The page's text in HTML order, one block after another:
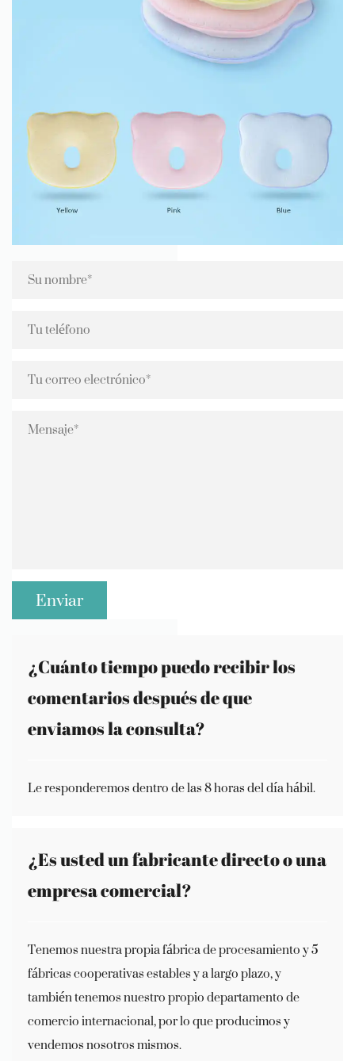
¿Cuánto tiempo puedo recibir los
comentarios después de que
enviamos la consulta?
Le responderemos dentro de las 8 horas del día hábil.
¿Es usted un fabricante directo o una
empresa comercial?
Tenemos nuestra propia fábrica de procesamiento y 5
fábricas cooperativas estables y a largo plazo, y
también tenemos nuestro propio departamento de
comercio internacional, por lo que producimos y
vendemos nosotros mismos.